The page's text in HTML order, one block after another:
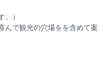
）
んで観光の穴場をを含めて案